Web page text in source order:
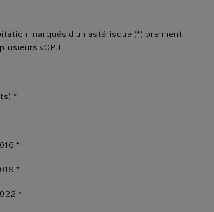
marqués d’un astérisque (*) prennent
vGPU.
*
*
*
*